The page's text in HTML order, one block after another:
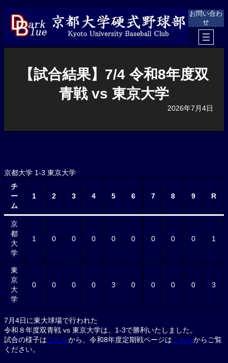
キ
お問い合わ
せ
【試合結果】7/4 令和8年度双
青戦 vs 東京大学
2026年7月4日
京都大学 1-3 東京大学
チ
ー
ム
1 2 3 4 5 6 7 8 9 R
京
都
大
学
1 0 0 0 0 0 0 0 0 1
東
京
大
学
0 0 0 0 3 0 0 0 0 3
7月4日に東大球場で行われた
令和８年度双青戦 vs 東京大学は、1-3で勝利いたしました。
試合の様子はこちらから、令和8年度定期戦ページはこちらからご覧
ください。